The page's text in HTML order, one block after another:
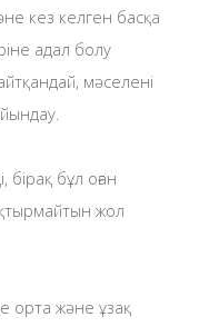
кез келген басқа
адал болу
мәселені
бірақ бұл оған
жол
орта және ұзақ